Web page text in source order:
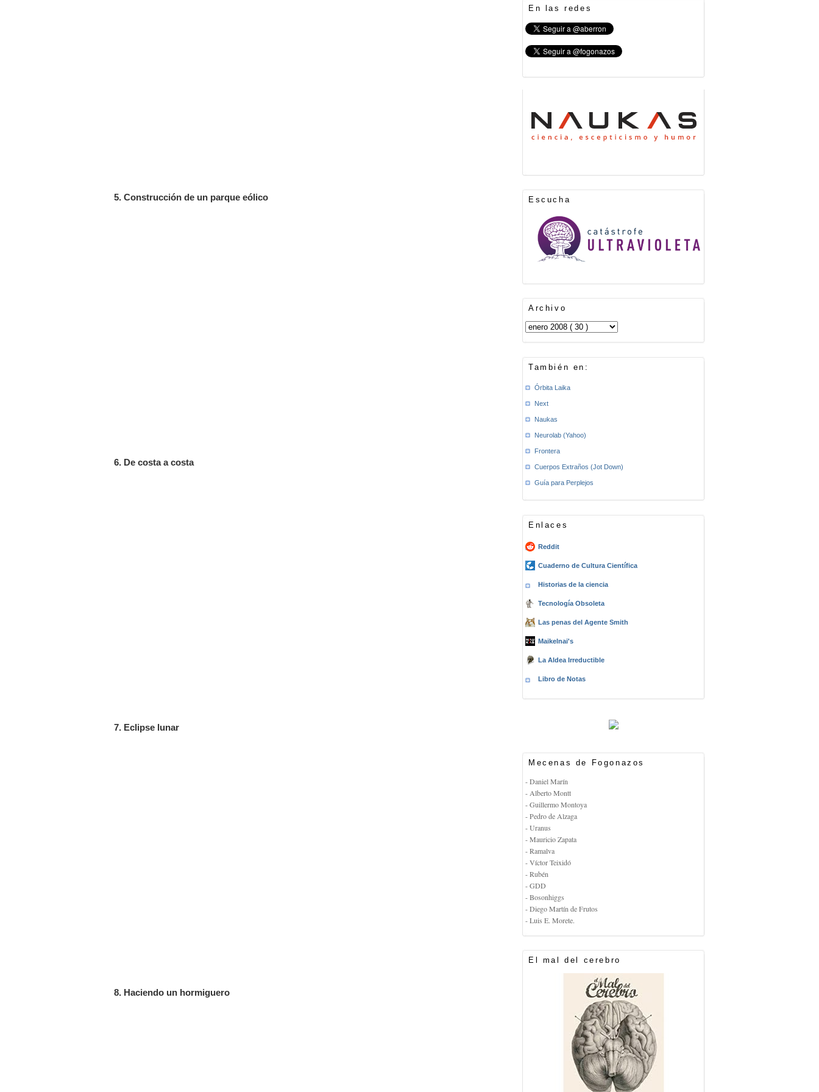
5. Construcción de un parque eólico
6. De costa a costa
7. Eclipse lunar
8. Haciendo un hormiguero
En las redes
Escucha
Archivo
También en:
Órbita Laika
Next
Naukas
Neurolab (Yahoo)
Frontera
Cuerpos Extraños (Jot Down)
Guía para Perplejos
Enlaces
Reddit
Cuaderno de Cultura Científica
Historias de la ciencia
Tecnología Obsoleta
Las penas del Agente Smith
Maikelnai's
La Aldea Irreductible
Libro de Notas
Mecenas de Fogonazos
- Daniel Marín
- Alberto Montt
- Guillermo Montoya
- Pedro de Alzaga
- Uranus
- Mauricio Zapata
- Ramalva
- Víctor Teixidó
- Rubén
- GDD
- Bosonhiggs
- Diego Martín de Frutos
- Luis E. Morete.
El mal del cerebro